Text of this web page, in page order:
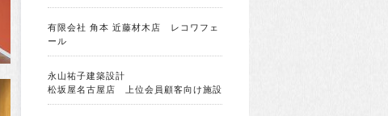
有限会社 角本 近藤材木店 レコワフェ
ール
永山祐子建築設計
松坂屋名古屋店 上位会員顧客向け施設